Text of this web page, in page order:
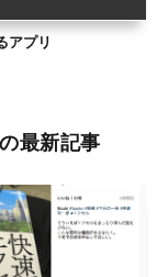
アプリ
最新記事